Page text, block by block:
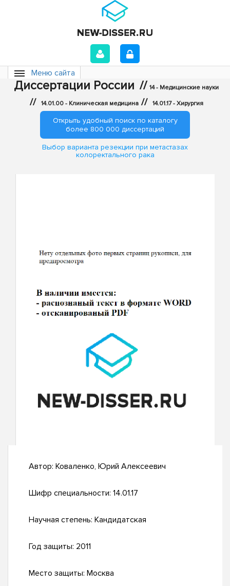
Меню сайта
Диссертации России // 14 - Медицинские науки
// 14.01.00 - Клиническая медицина // 14.01.17 - Хирургия
Открыть удобный поиск по каталогу
более 800 000 диссертаций
Выбор варианта резекции при метастазах
колоректального рака
Автор: Коваленко, Юрий Алексеевич
Шифр специальности: 14.01.17
Научная степень: Кандидатская
Год защиты: 2011
Место защиты: Москва